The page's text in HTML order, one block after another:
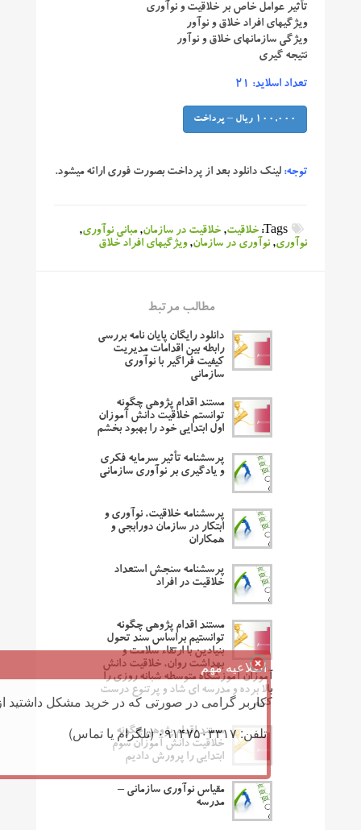
تأثیر عوامل خاص بر خلاقیت و نوآوری
ویژگیهای افراد خلاق و نوآور
ویژگی سازمانهای خلاق و نوآور
نتیجه گیری
تعداد اسلاید: 21
100,000 ریال – پرداخت
توجه: لینک دانلود بعد از پرداخت بصورت فوری ارائه میشود.
Tags: خلاقیت,خلاقیت در سازمان,مبانی نوآوری,
نوآوری,نوآوری در سازمان,ویژگیهای افراد خلاق
مطالب مرتبط
دانلود رایگان پایان نامه بررسی
رابطه بین اقدامات مدیریت
کیفیت فراگیر با نوآوری
سازمانی
مستند اقدام پژوهی چگونه
توانستم خلاقیت دانش آموزان
اول ابتدایی خود را بهبود بخشم
پرسشنامه تأثیر سرمایه فکری
و یادگیری بر نوآوری سازمانی
پرسشنامه خلاقیت، نوآوری و
ابتکار در سازمان دورابجی و
همکاران
پرسشنامه سنجش استعداد
خلاقیت در افراد
مستند اقدام پژوهی چگونه
توانستیم براساس سند تحول
بنیادین با ارتقاء سلامت و
بهداشت روان، خلاقیت دانش
آموزان آموزشگاه متوسطه شبانه روزی را
بالا برده و مدرسه ای شاد و پرتنوع درست
کنیم
مستند اقدام پژوهی چگونه
خلاقیت دانش آموزان سوم
ابتدایی را پرورش دادیم
مقیاس نوآوری سازمانی –
مدرسه
اطلاعیه مهم
کاربر گرامی در صورتی که در خرید مشکل داشتید
تلفن: ۰۹۱۴۷۵۰۳۳۱۷ (تلگرام یا تماس)